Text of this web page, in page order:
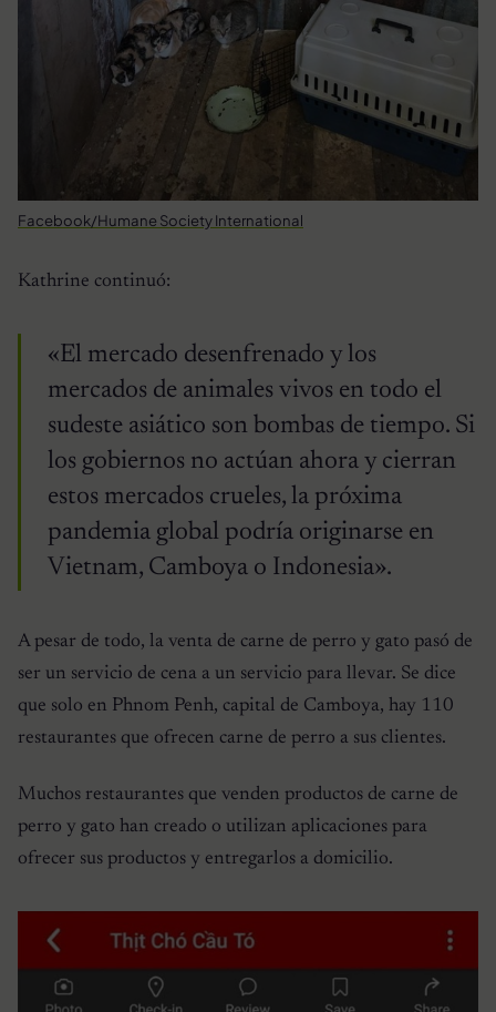
Facebook/Humane Society International
Kathrine continuó:
«El mercado desenfrenado y los
mercados de animales vivos en todo el
sudeste asiático son bombas de tiempo. Si
los gobiernos no actúan ahora y cierran
estos mercados crueles, la próxima
pandemia global podría originarse en
Vietnam, Camboya o Indonesia».
A pesar de todo, la venta de carne de perro y gato pasó de
ser un servicio de cena a un servicio para llevar. Se dice
que solo en Phnom Penh, capital de Camboya, hay 110
restaurantes que ofrecen carne de perro a sus clientes.
Muchos restaurantes que venden productos de carne de
perro y gato han creado o utilizan aplicaciones para
ofrecer sus productos y entregarlos a domicilio.